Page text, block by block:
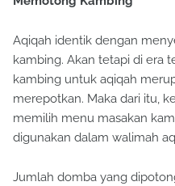
Aqiqah identik dengan
kambing. Akan tetapi di era
kambing untuk aqiqah
merepotkan. Maka dari itu,
memilih menu masakan
digunakan dalam walimah
Jumlah domba yang